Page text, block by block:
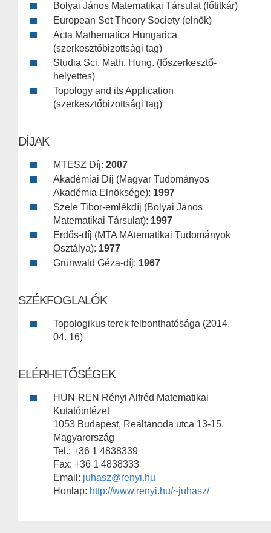
Bolyai János Matematikai Társulat (főtitkár)
European Set Theory Society (elnök)
Acta Mathematica Hungarica
(szerkesztőbizottsági tag)
Studia Sci. Math. Hung. (főszerkesztő-
helyettes)
Topology and its Application
(szerkesztőbizottsági tag)
DÍJAK
MTESZ Díj: 2007
Akadémiai Díj (Magyar Tudományos
Akadémia Elnöksége): 1997
Szele Tibor-emlékdíj (Bolyai János
Matematikai Társulat): 1997
Erdős-díj (MTA MAtematikai Tudományok
Osztálya): 1977
Grünwald Géza-díj: 1967
SZÉKFOGLALÓK
Topologikus terek felbonthatósága (2014.
04. 16)
ELÉRHETŐSÉGEK
HUN-REN Rényi Alfréd Matematikai
Kutatóintézet
1053 Budapest, Reáltanoda utca 13-15.
Magyarország
Tel.: +36 1 4838339
Fax: +36 1 4838333
Email: juhasz@renyi.hu
Honlap: http://www.renyi.hu/~juhasz/